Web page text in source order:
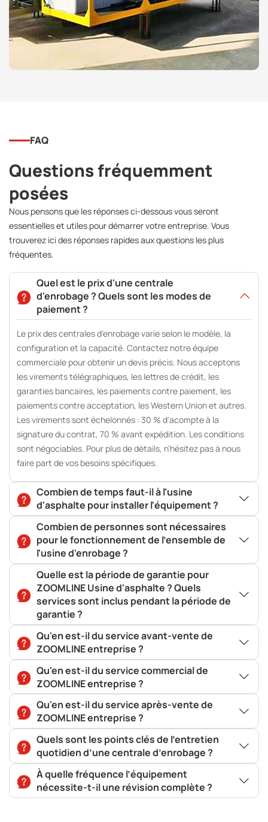
FAQ
Questions fréquemment
posées
Nous pensons que les réponses ci-dessous vous seront
essentielles et utiles pour démarrer votre entreprise. Vous
trouverez ici des réponses rapides aux questions les plus
fréquentes.
Quel est le prix d'une centrale
d'enrobage ? Quels sont les modes de
paiement ?
Le prix des centrales d'enrobage varie selon le modèle, la
configuration et la capacité. Contactez notre équipe
commerciale pour obtenir un devis précis. Nous acceptons
les virements télégraphiques, les lettres de crédit, les
garanties bancaires, les paiements contre paiement, les
paiements contre acceptation, les Western Union et autres.
Les virements sont échelonnés : 30 % d'acompte à la
signature du contrat, 70 % avant expédition. Les conditions
sont négociables. Pour plus de détails, n'hésitez pas à nous
faire part de vos besoins spécifiques.
Combien de temps faut-il à l'usine
d'asphalte pour installer l'équipement ?
Combien de personnes sont nécessaires
pour le fonctionnement de l'ensemble de
l'usine d'enrobage ?
Quelle est la période de garantie pour
ZOOMLINE Usine d'asphalte ? Quels
services sont inclus pendant la période de
garantie ?
Qu'en est-il du service avant-vente de
ZOOMLINE entreprise ?
Qu'en est-il du service commercial de
ZOOMLINE entreprise ?
Qu'en est-il du service après-vente de
ZOOMLINE entreprise ?
Quels sont les points clés de l’entretien
quotidien d’une centrale d’enrobage ?
À quelle fréquence l’équipement
nécessite-t-il une révision complète ?